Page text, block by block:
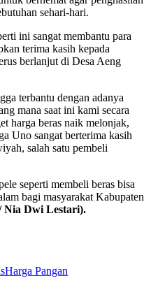
sehari-hari.
ini sangat membantu para
terima kasih kepada
berlanjut di Desa Aeng
terbantu dengan adanya
mana saat ini kami secara
harga beras naik melonjak,
Uno sangat berterima kasih
salah satu pembeli
seperti membeli beras bisa
bagi masyarakat Kabupaten
Nia Dwi Lestari).
Harga Pangan